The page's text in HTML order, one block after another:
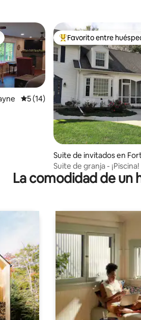
Calificación promedio: 5 de 5, 14
5 (14)
Favorito entre
Favorito entre
Suite de invitados en
ayne
Suite de granja - ¡Piscina!
La comodidad de un